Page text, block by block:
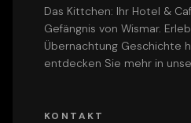
Das Kittchen: Ihr Hotel &
Gefängnis von Wismar.
Übernachtung Geschichte
entdecken Sie mehr in
KONTAKT